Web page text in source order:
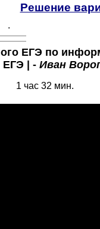
Решение
.
ЕГЭ по
ЕГЭ | - Иван
1 час 32 мин.